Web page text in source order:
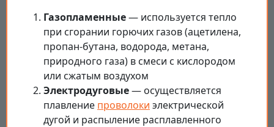
Газопламенные— используется тепло
при сгорании горючих газов (ацетилена,
пропан-бутана, водорода, метана,
природного газа) в смеси с кислородом
или сжатым воздухом
Электродуговые— осуществляется
плавление проволоки электрической
дугой и распыление расплавленного